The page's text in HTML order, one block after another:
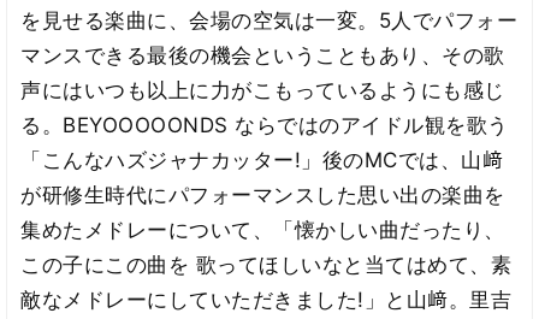
を見せる楽曲に、会場の空気は一変。5人でパフォー
マンスできる最後の機会ということもあり、その歌
声にはいつも以上に力がこもっているようにも感じ
る。BEYOOOOONDS ならではのアイドル観を歌う
「こんなハズジャナカッター!」後のMCでは、山﨑
が研修生時代にパフォーマンスした思い出の楽曲を
集めたメドレーについて、「懐かしい曲だったり、
この子にこの曲を 歌ってほしいなと当てはめて、素
敵なメドレーにしていただきました!」と山﨑。里吉